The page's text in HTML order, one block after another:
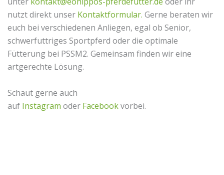
nutzt direkt unser Kontaktformular. Gerne beraten wir
euch bei verschiedenen Anliegen, egal ob Senior,
schwerfuttriges Sportpferd oder die optimale
Fütterung bei PSSM2. Gemeinsam finden wir eine
artgerechte Lösung.
Schaut gerne auch
auf Instagram oder Facebookvorbei.